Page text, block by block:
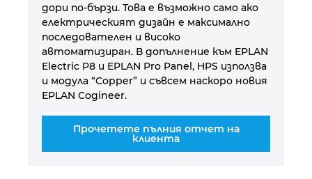
дори по-бързи. Това е възможно само ако
електрическият дизайн е максимално
последователен и високо
автоматизиран. В допълнение към EPLAN
Electric P8 и EPLAN Pro Panel, HPS използва
и модула “Copper” и съвсем наскоро новия
EPLAN Cogineer.
Прочетете пълния отчет на
клиента